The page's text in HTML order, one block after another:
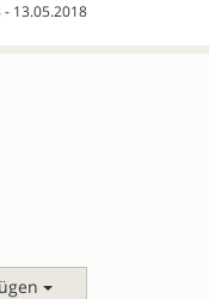
13.05.2018